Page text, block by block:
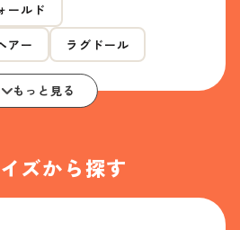
ールド
アー ラグドール
もっと見る
ズから探す